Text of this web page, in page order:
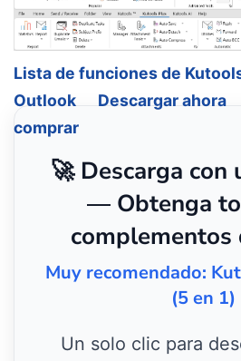
Lista de funciones de
Outlook
Descargar ahora
comprar
🚀 Descarga con
— Obtenga
complementos
Muy recomendado:
(5 en 1)
Un solo clic para